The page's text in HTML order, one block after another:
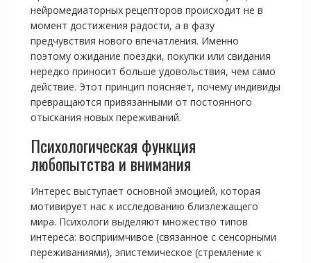
нейромедиаторных рецепторов происходит не в
момент достижения радости, а в фазу
предчувствия нового впечатления. Именно
поэтому ожидание поездки, покупки или свидания
нередко приносит больше удовольствия, чем само
действие. Этот принцип поясняет, почему индивиды
превращаются привязанными от постоянного
отыскания новых переживаний.
Психологическая функция
любопытства и внимания
Интерес выступает основной эмоцией, которая
мотивирует нас к исследованию близлежащего
мира. Психологи выделяют множество типов
интереса: восприимчивое (связанное с сенсорными
переживаниями), эпистемическое (стремление к